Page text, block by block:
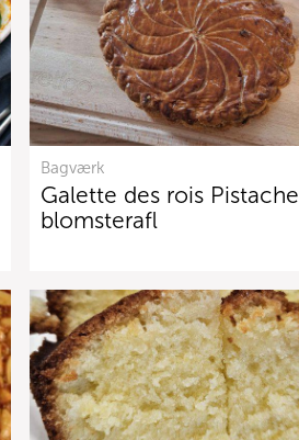
Bagværk
Galette des rois Pistache
blomsterafl